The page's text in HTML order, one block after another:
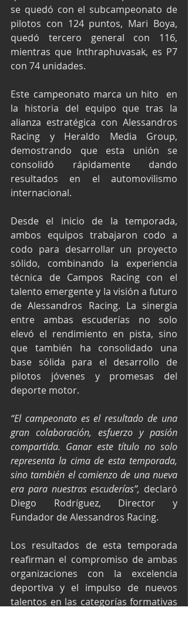
se quedó con el subcampeonato de
pilotos con 124 puntos, Mari Boya,
quedó tercero general con 116,
mientras que Inthraphuvasak, es P7
con 74 unidades.
Este campeonato marca un hito  en
la historia del equipo que tras la
alianza estratégica con Alessandros
Racing y Heraldo Media Group,
demostrando que esta unión se
consolidó rápidamente dando
resultados en el automovilismo
internacional.
Desde el inicio de la temporada,
ambos equipos trabajaron codo a
codo para desarrollar un proyecto
sólido, combinando la experiencia
técnica de Campos Racing con el
talento emergente y la visión a futuro
de Alessandros Racing. La sinergia
entre ambas escuderías no solo
elevó el rendimiento en pista, sino
que también ha consolidado una
base sólida para el desarrollo de
pilotos jóvenes y promesas del
deporte motor.
“El campeonato es el resultado de una
gran colaboración, esfuerzo y pasión
compartida. Ganar este título no solo
representa la cima de esta temporada,
sino también el comienzo de una nueva
era para nuestras escuderías”, declaró
Diego Rodríguez, Director y
Fundador de Alessandros Racing.
Los resultados de esta temporada
reafirman el compromiso de ambas
organizaciones con la excelencia
deportiva y el impulso de nuevos
talentos en las categorías formativas